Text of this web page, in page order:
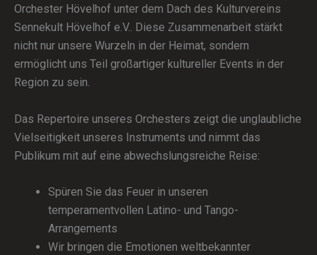
Orchester Hövelhof unter dem Dach des Kulturvereins
Sennekult Hövelhof e.V.. Diese Zusammenarbeit stärkt
nicht nur unsere Wurzeln in der Heimat, sondern
ermöglicht uns Teil großartiger kultureller Events in der
Region zu sein.
Das Repertoire unseres Orchesters zeigt die unglaubliche
Vielseitigkeit unseres Instruments und nimmt das
Publikum mit auf eine abwechslungsreiche Reise:
Spüren Sie das Feuer in unseren
temperamentvollen Latino- und Tango-
Arrangements
Wir bringen die Emotionen weltbekannter